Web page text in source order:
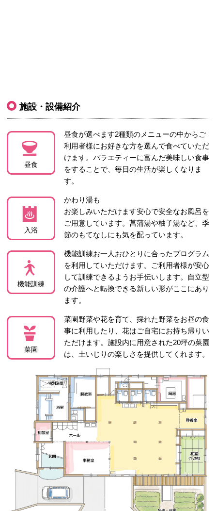
施設・設備紹介
昼食
昼食が選べます2種類のメニューの中からご
利用者様にお好きな方を選んで食べていただ
けます。バラエティーに富んだ美味しい食事
をすることで、毎日の生活が楽しくなりま
す。
入浴
かわり湯も
お楽しみいただけます安心で安全なお風呂を
ご用意しています。菖蒲湯や柚子湯など、季
節のもてなしにも気を配っています。
機能訓練
機能訓練お一人おひとりに合ったプログラム
を利用していただけます。ご利用者様が安心
して訓練できるようお手伝いします。自立型
の介護へと転換できる新しい形がここにあり
ます。
菜園
菜園野菜や花を育て、採れた野菜をお昼の食
事に利用したり、花はご自宅にお持ち帰りい
ただけます。施設内に用意された20坪の菜園
は、土いじりの楽しさを提供してくれます。